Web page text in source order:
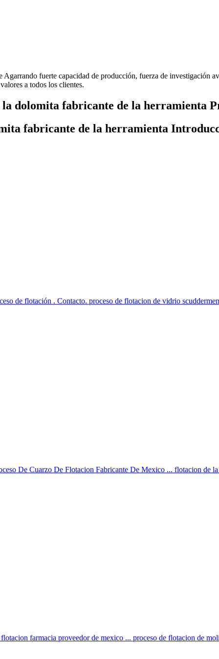
fuerte capacidad de producción, fuerza de investigación
a todos los clientes.
dolomita fabricante de la herramienta
fabricante de la herramienta
de flotación . Contacto. proceso de flotacion de vidrio
De Cuarzo De Flotacion Fabricante De Mexico ... flotacion de
farmacia proveedor de mexico ... proceso de flotacion de